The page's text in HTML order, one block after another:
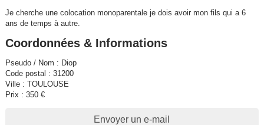
Je cherche une colocation monoparentale je dois avoir mon fils qui a 6
ans de temps à autre.
Coordonnées & Informations
Pseudo / Nom : Diop
Code postal : 31200
Ville : TOULOUSE
Prix : 350 €
Envoyer un e-mail